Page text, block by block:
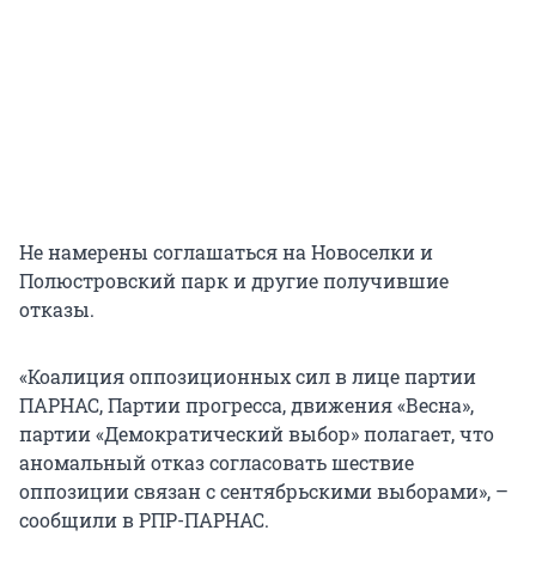
Не намерены соглашаться на Новоселки и
Полюстровский парк и другие получившие
отказы.
«Коалиция оппозиционных сил в лице партии
ПАРНАС, Партии прогресса, движения «Весна»,
партии «Демократический выбор» полагает, что
аномальный отказ согласовать шествие
оппозиции связан с сентябрьскими выборами», –
сообщили в РПР-ПАРНАС.